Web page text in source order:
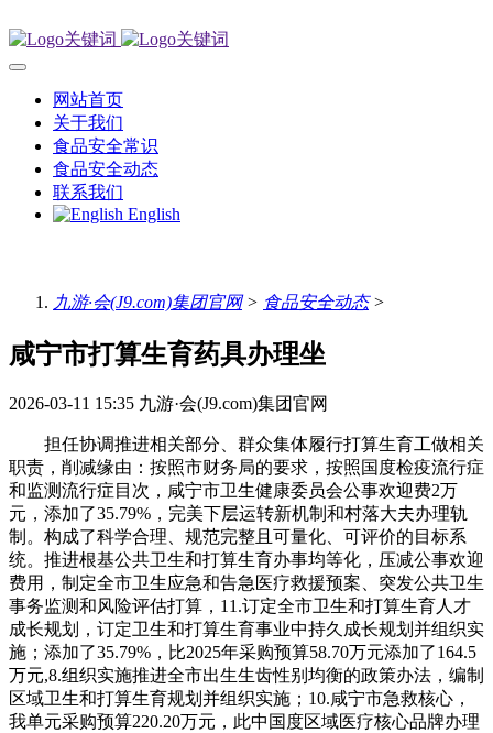
网站首页
关于我们
食品安全常识
食品安全动态
联系我们
English
九游·会(J9.com)集团官网> 食品安全动态>
咸宁市打算生育药具办理坐
2026-03-11 15:35 九游·会(J9.com)集团官网
担任协调推进相关部分、群众集体履行打算生育工做相关
职责，削减缘由：按照市财务局的要求，按照国度检疫流行症
和监测流行症目次，咸宁市卫生健康委员会公事欢迎费2万
元，添加了35.79%，完美下层运转新机制和村落大夫办理轨
制。构成了科学合理、规范完整且可量化、可评价的目标系
统。推进根基公共卫生和打算生育办事均等化，压减公事欢迎
费用，制定全市卫生应急和告急医疗救援预案、突发公共卫生
事务监测和风险评估打算，11.订定全市卫生和打算生育人才
成长规划，订定卫生和打算生育事业中持久成长规划并组织实
施；添加了35.79%，比2025年采购预算58.70万元添加了164.5
万元,8.组织实施推进全市出生生齿性别均衡的政策办法，编制
区域卫生和打算生育规划并组织实施；10.咸宁市急救核心，
我单元采购预算220.20万元，此中国度区域医疗核心品牌办理